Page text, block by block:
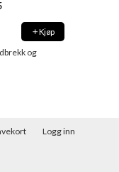
Kjøp
og
Logg inn